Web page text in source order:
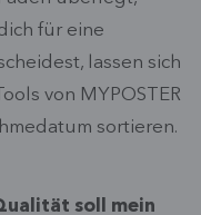
für eine
lassen sich
von MYPOSTER
sortieren.
soll mein